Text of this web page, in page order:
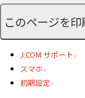
このページを印
J:COM サポート
スマホ
初期設定